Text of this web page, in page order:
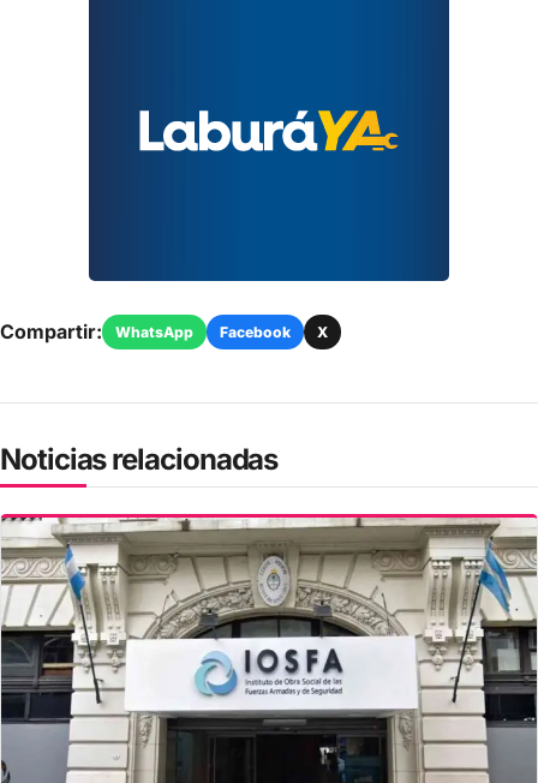
Compartir: WhatsApp Facebook X
Noticias relacionadas